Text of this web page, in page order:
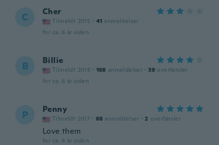
C Cher
Tilmeldt 2015 · 41 anmeldelser
for ca. 6 år siden
B Billie
Tilmeldt 2018 · 168 anmeldelser · 39 overførsler
for ca. 6 år siden
P Penny
Tilmeldt 2017 · 88 anmeldelser · 2 overførsler
Love them
for ca. 6 år siden